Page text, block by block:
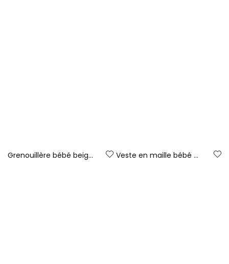
Grenouillère bébé beige imprimée à capuche
Veste en maille bébé marron réversible à rayures